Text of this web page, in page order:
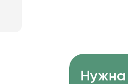
Нужна